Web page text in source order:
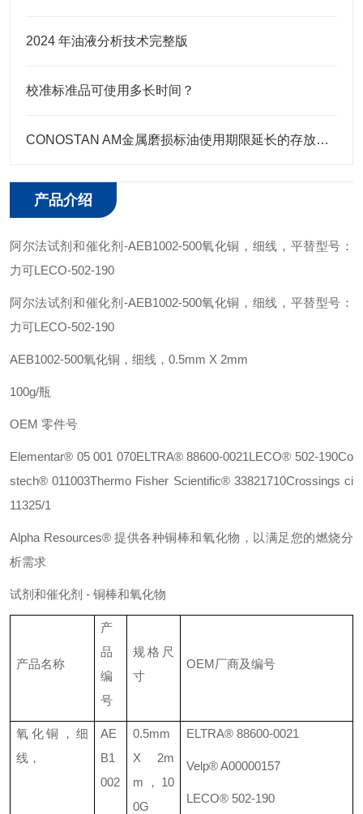
2024 年油液分析技术完整版
校准标准品可使用多长时间？
CONOSTAN AM金属磨损标油使用期限延长的存放要点
产品介绍
阿尔法试剂和催化剂 -AEB1002-500氧化铜，细线 ，平替型号：
力可LECO-502-190
阿尔法试剂和催化剂 -AEB1002-500氧化铜，细线 ，平替型号：
力可LECO-502-190
AEB1002-500氧化铜，细线， 0.5mm X 2mm
100g/瓶
OEM 零件号
Elementar® 05 001 070ELTRA® 88600-0021LECO® 502-190Co
stech® 011003Thermo Fisher Scientific® 33821710Crossings ci
11325/1
Alpha Resources®提供各种铜棒和氧化物，以满足您的燃烧分
析需求
试剂和催化剂 - 铜棒和氧化物
产品名称
产
品
编
号
规格尺
寸
OEM厂商及编号
氧化铜，细
线，
AE
B1
002
0.5mm
X 2m
m ， 10
0G
ELTRA® 88600-0021
Velp® A00000157
LECO® 502-190